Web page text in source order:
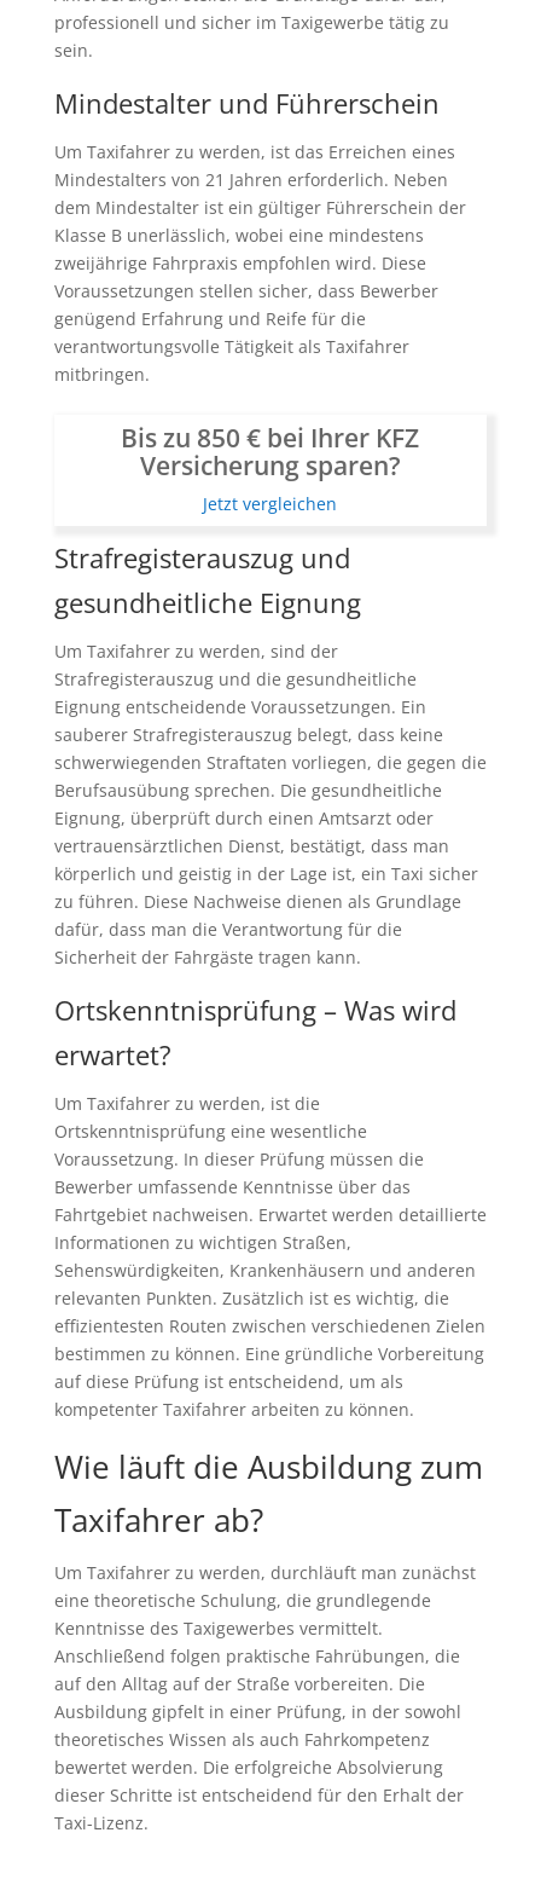
professionell und sicher im Taxigewerbe tätig zu
sein.
Mindestalter und Führerschein
Um Taxifahrer zu werden, ist das Erreichen eines
Mindestalters von 21 Jahren erforderlich. Neben
dem Mindestalter ist ein gültiger Führerschein der
Klasse B unerlässlich, wobei eine mindestens
zweijährige Fahrpraxis empfohlen wird. Diese
Voraussetzungen stellen sicher, dass Bewerber
genügend Erfahrung und Reife für die
verantwortungsvolle Tätigkeit als Taxifahrer
mitbringen.
Bis zu 850 € bei Ihrer KFZ
Versicherung sparen?
Jetzt vergleichen
Strafregisterauszug und
gesundheitliche Eignung
Um Taxifahrer zu werden, sind der
Strafregisterauszug und die gesundheitliche
Eignung entscheidende Voraussetzungen. Ein
sauberer Strafregisterauszug belegt, dass keine
schwerwiegenden Straftaten vorliegen, die gegen die
Berufsausübung sprechen. Die gesundheitliche
Eignung, überprüft durch einen Amtsarzt oder
vertrauensärztlichen Dienst, bestätigt, dass man
körperlich und geistig in der Lage ist, ein Taxi sicher
zu führen. Diese Nachweise dienen als Grundlage
dafür, dass man die Verantwortung für die
Sicherheit der Fahrgäste tragen kann.
Ortskenntnisprüfung – Was wird
erwartet?
Um Taxifahrer zu werden, ist die
Ortskenntnisprüfung eine wesentliche
Voraussetzung. In dieser Prüfung müssen die
Bewerber umfassende Kenntnisse über das
Fahrtgebiet nachweisen. Erwartet werden detaillierte
Informationen zu wichtigen Straßen,
Sehenswürdigkeiten, Krankenhäusern und anderen
relevanten Punkten. Zusätzlich ist es wichtig, die
effizientesten Routen zwischen verschiedenen Zielen
bestimmen zu können. Eine gründliche Vorbereitung
auf diese Prüfung ist entscheidend, um als
kompetenter Taxifahrer arbeiten zu können.
Wie läuft die Ausbildung zum
Taxifahrer ab?
Um Taxifahrer zu werden, durchläuft man zunächst
eine theoretische Schulung, die grundlegende
Kenntnisse des Taxigewerbes vermittelt.
Anschließend folgen praktische Fahrübungen, die
auf den Alltag auf der Straße vorbereiten. Die
Ausbildung gipfelt in einer Prüfung, in der sowohl
theoretisches Wissen als auch Fahrkompetenz
bewertet werden. Die erfolgreiche Absolvierung
dieser Schritte ist entscheidend für den Erhalt der
Taxi-Lizenz.